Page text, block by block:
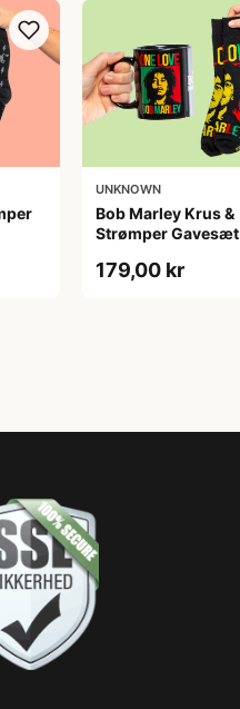
UNKNOWN
Bob Marley Krus &
Strømper Gavesæt
179,00 kr